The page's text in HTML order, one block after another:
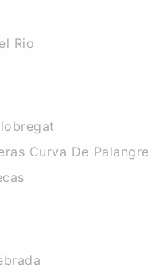
Rio
Curva De Palangre